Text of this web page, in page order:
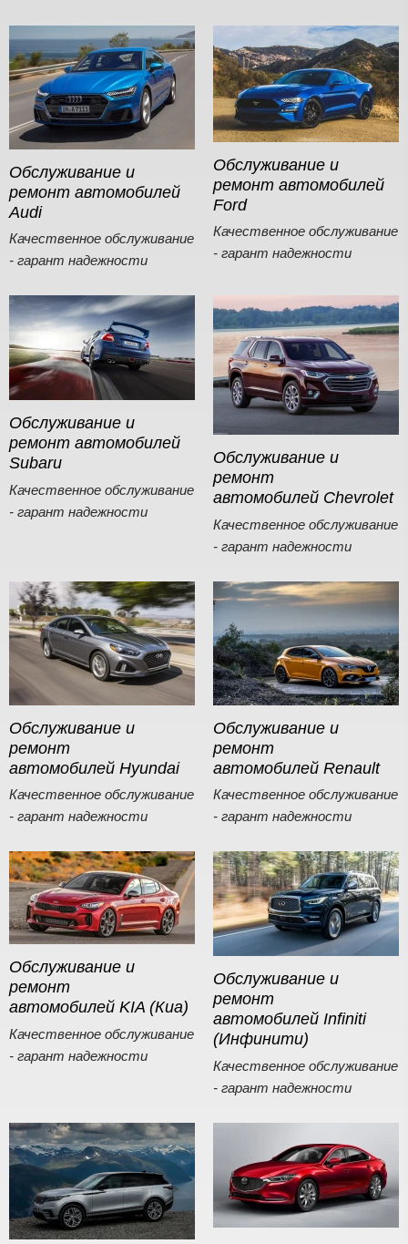
Обслуживание и
ремонт автомобилей
Audi
Качественное обслуживание
- гарант надежности
Обслуживание и
ремонт автомобилей
Ford
Качественное обслуживание
- гарант надежности
Обслуживание и
ремонт автомобилей
Subaru
Качественное обслуживание
- гарант надежности
Обслуживание и
ремонт
автомобилей Chevrolet
Качественное обслуживание
- гарант надежности
Обслуживание и
ремонт
автомобилей Hyundai
Качественное обслуживание
- гарант надежности
Обслуживание и
ремонт
автомобилей Renault
Качественное обслуживание
- гарант надежности
Обслуживание и
ремонт
автомобилей KIA (Киа)
Качественное обслуживание
- гарант надежности
Обслуживание и
ремонт
автомобилей Infiniti
(Инфинити)
Качественное обслуживание
- гарант надежности